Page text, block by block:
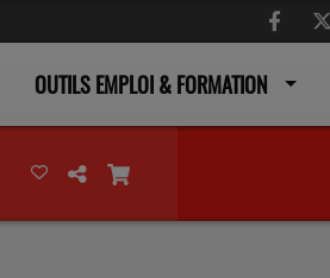
OUTILS EMPLOI & FORMATION